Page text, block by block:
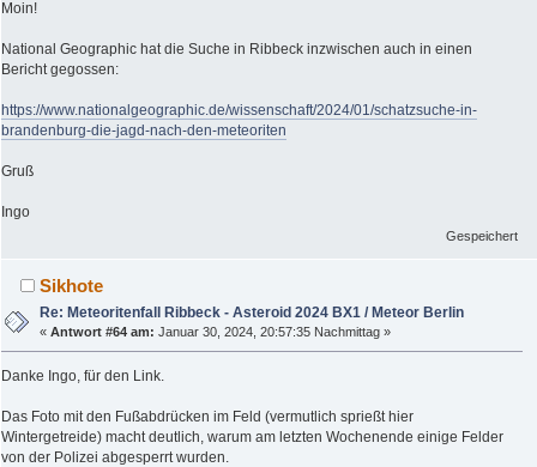
Moin!
National Geographic hat die Suche in Ribbeck inzwischen auch in einen
Bericht gegossen:
https://www.nationalgeographic.de/wissenschaft/2024/01/schatzsuche-in-
brandenburg-die-jagd-nach-den-meteoriten
Gruß
Ingo
Gespeichert
Sikhote
Re: Meteoritenfall Ribbeck - Asteroid 2024 BX1 / Meteor Berlin
«Antwort #64 am: Januar 30, 2024, 20:57:35 Nachmittag »
Danke Ingo, für den Link.
Das Foto mit den Fußabdrücken im Feld (vermutlich sprießt hier
Wintergetreide) macht deutlich, warum am letzten Wochenende einige Felder
von der Polizei abgesperrt wurden.